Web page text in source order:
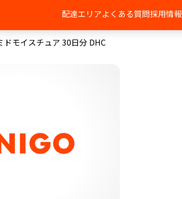
配達エリアよくある質問採用情報
ドモイスチュア 30日分 DHC